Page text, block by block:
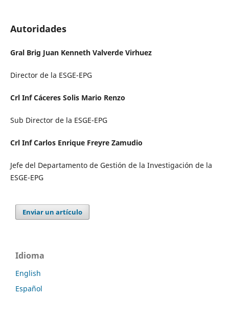
Autoridades
Gral Brig Juan Kenneth Valverde Virhuez
Director de la ESGE-EPG
Crl Inf Cáceres Solis Mario Renzo
Sub Director de la ESGE-EPG
Crl Inf Carlos Enrique Freyre Zamudio
Jefe del Departamento de Gestión de la Investigación de la
ESGE-EPG
Enviar un artículo
Idioma
English
Español